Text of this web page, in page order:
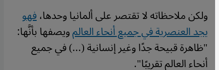
ولكن ملاحظاته لا تقتصر على ألمانيا وحدها،فهو
يجد العنصرية في جميع أنحاء العالمويصفها بأنَّها:
"ظاهرة قبيحة جدًا وغير إنسانية (...) في جميع
أنحاء العالم تقريبًا".